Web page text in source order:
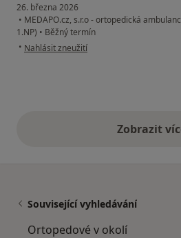
26. března 2026
• MEDAPO.cz, s.r.o - ortopedická
1.NP) • Běžný termín
• podle názoru uživatele Jarmila
Nahlásit zneužití
Zobrazitvýše
Související vyhledávání
Ortopedové v okolí